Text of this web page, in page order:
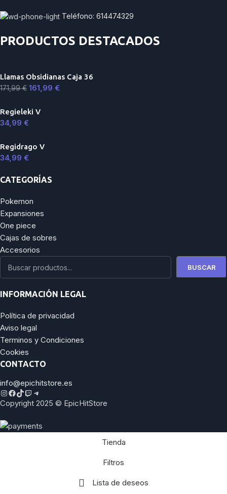
Teléfono: 614474329
PRODUCTOS DESTACADOS
Llamas Obsidianas Caja 36
171,99€ 161,99 €
Regieleki V
34,99 €
Regidrago V
34,99 €
CATEGORÍAS
Pokemon
Expansiones
One piece
Cajas de sobres
Accesorios
BUSCAR
INFORMACIÓN LEGAL
Política de privacidad
Aviso legal
Terminos y Condiciones
Cookies
CONTACTO
info@epichitstore.es
Copyright 2025 © EpicHitStore
Tienda
Filtros
Lista de deseos